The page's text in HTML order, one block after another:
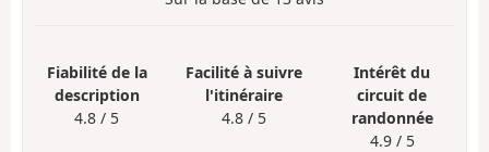
Fiabilité de la
description
4.8 / 5
Facilité à suivre
l'itinéraire
4.8 / 5
Intérêt du
circuit de
randonnée
4.9 / 5